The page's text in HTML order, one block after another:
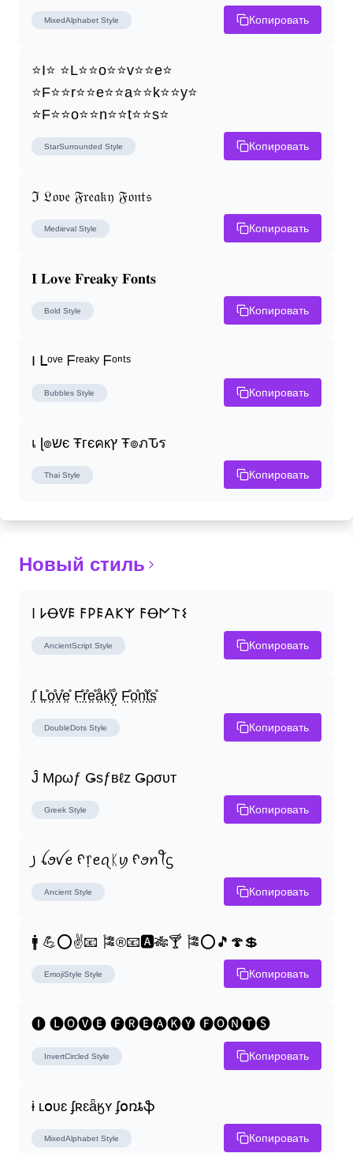
MixedAlphabet Style Копировать
⭐I⭐ ⭐L⭐⭐o⭐⭐v⭐⭐e⭐
⭐F⭐⭐r⭐⭐e⭐⭐a⭐⭐k⭐⭐y⭐
⭐F⭐⭐o⭐⭐n⭐⭐t⭐⭐s⭐
StarSurrounded Style Копировать
ℑ 𝔏𝔬𝔳𝔢 𝔉𝔯𝔢𝔞𝔨𝔶 𝔉𝔬𝔫𝔱𝔰
Medieval Style Копировать
𝐈 𝐋𝐨𝐯𝐞 𝐅𝐫𝐞𝐚𝐤𝐲 𝐅𝐨𝐧𝐭𝐬
Bold Style Копировать
I ᒪᵒᵛᵉ ᖴʳᵉᵃᵏʸ ᖴᵒⁿᵗˢ
Bubbles Style Копировать
เ ɭ๏שє Ŧгєคкץ Ŧ๏ภԎร
Thai Style Копировать
Новый стиль
𐌉 𐌋Ꝋᕓ𐌄 𐌅𐌓𐌄𐌀𐌊𐌙 𐌅Ꝋ𐌍𐌕𐌔
AncientScript Style Копировать
I̤̊ L̤̊o̤̊v̤̊e̤̊ F̤̊r̤̊e̤̊å̤k̤̊ẙ̤ F̤̊o̤̊n̤̊t̤̊s̤̊
DoubleDots Style Копировать
Ĵ Μρωƒ Ǥѕƒвℓz Ǥρσυт
Greek Style Копировать
꠸ ꪶꪮꪜꫀ ᠻ᥅ꫀꪖᛕꪗ ᠻꪮꪀꪻᦓ
Ancient Style Копировать
🚹 💪⭕✌📧 🎏®📧🅰🎋🍸 🎏⭕🎵🍄💲
EmojiStyle Style Копировать
🅘 🅛🅞🅥🅔 🅕🅡🅔🅐🅚🅨 🅕🅞🅝🅣🅢
InvertCircled Style Копировать
ɨ ʟօʋɛ ʄʀɛǟӄʏ ʄօռȶֆ
MixedAlphabet Style Копировать